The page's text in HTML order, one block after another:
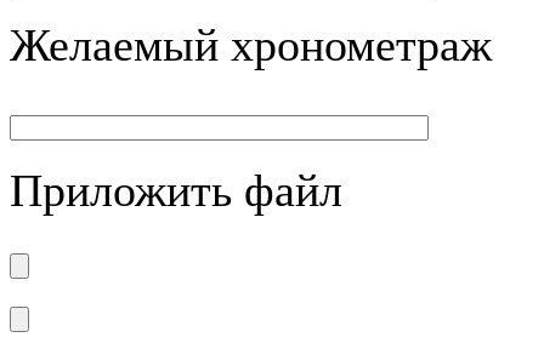
Желаемый хронометраж
Приложить файл